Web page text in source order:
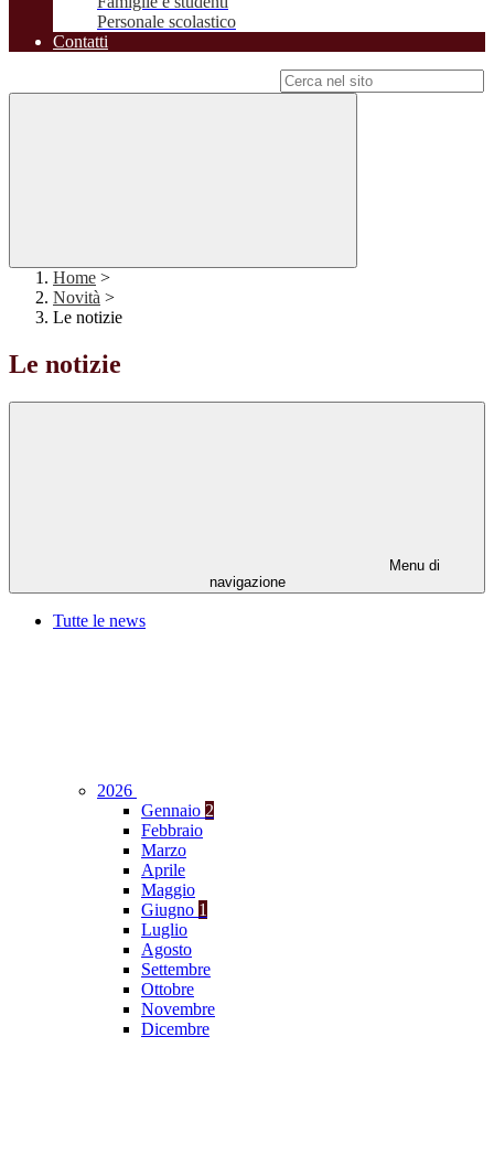
Personale scolastico
Contatti
Home >
Novità >
Le notizie
Le notizie
Menu di
navigazione
Tutte le news
2026
Gennaio 2
Febbraio
Marzo
Aprile
Maggio
Giugno 1
Luglio
Agosto
Settembre
Ottobre
Novembre
Dicembre